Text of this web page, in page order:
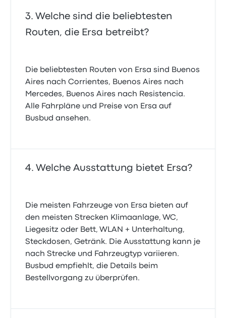
Welche sind die beliebtesten
Routen, die Ersa betreibt?
Die beliebtesten Routen von Ersa sind Buenos
Aires nach Corrientes, Buenos Aires nach
Mercedes, Buenos Aires nach Resistencia.
Alle Fahrpläne und Preise von Ersa auf
Busbud ansehen.
Welche Ausstattung bietet Ersa?
Die meisten Fahrzeuge von Ersa bieten auf
den meisten Strecken Klimaanlage, WC,
Liegesitz oder Bett, WLAN + Unterhaltung,
Steckdosen, Getränk. Die Ausstattung kann je
nach Strecke und Fahrzeugtyp variieren.
Busbud empfiehlt, die Details beim
Bestellvorgang zu überprüfen.